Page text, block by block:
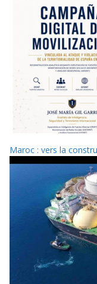
Maroc : vers la